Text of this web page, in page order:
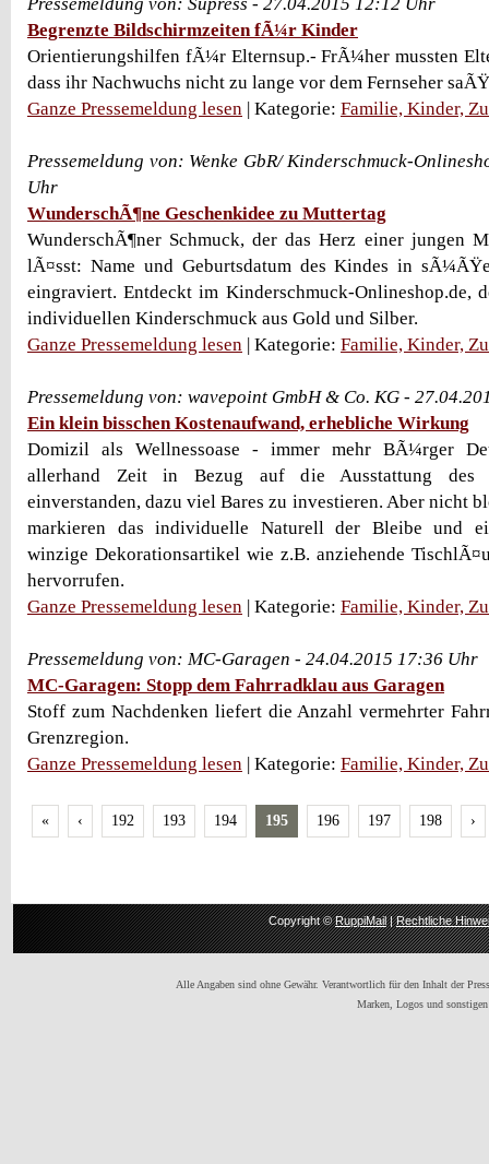
Begrenzte Bildschirmzeiten fÃ¼r Kinder
Orientierungshilfen fÃ¼r Elternsup.- FrÃ¼her mussten
dass ihr Nachwuchs nicht zu lange vor dem Fernseher
Ganze Pressemeldung lesen | Kategorie: Familie, Kinder,
Pressemeldung von: Wenke GbR/ Kinderschmuck-
Uhr
WunderschÃ¶ne Geschenkidee zu Muttertag
WunderschÃ¶ner Schmuck, der das Herz einer jungen
lÃ¤sst: Name und Geburtsdatum des Kindes in
eingraviert. Entdeckt im Kinderschmuck-Onlineshop.de,
individuellen Kinderschmuck aus Gold und Silber.
Ganze Pressemeldung lesen | Kategorie: Familie, Kinder,
Pressemeldung von: wavepoint GmbH & Co. KG -
Ein klein bisschen Kostenaufwand, erhebliche Wirkung
Domizil als Wellnessoase - immer mehr BÃ¼rger
allerhand Zeit in Bezug auf die Ausstattung des
einverstanden, dazu viel Bares zu investieren. Aber nicht
markieren das individuelle Naturell der Bleibe und
winzige Dekorationsartikel wie z.B. anziehende
hervorrufen.
Ganze Pressemeldung lesen | Kategorie: Familie, Kinder,
Pressemeldung von: MC-Garagen - 24.04.2015 17:36 Uhr
MC-Garagen: Stopp dem Fahrradklau aus Garagen
Stoff zum Nachdenken liefert die Anzahl vermehrter
Grenzregion.
Ganze Pressemeldung lesen | Kategorie: Familie, Kinder,
« ‹ 192 193 194 195 196 197 198 ›
Copyright ©RuppiMail|Rechtliche
Alle Angaben sind ohne Gewähr. Verantwortlich für den Inhalt der
Marken, Logos und